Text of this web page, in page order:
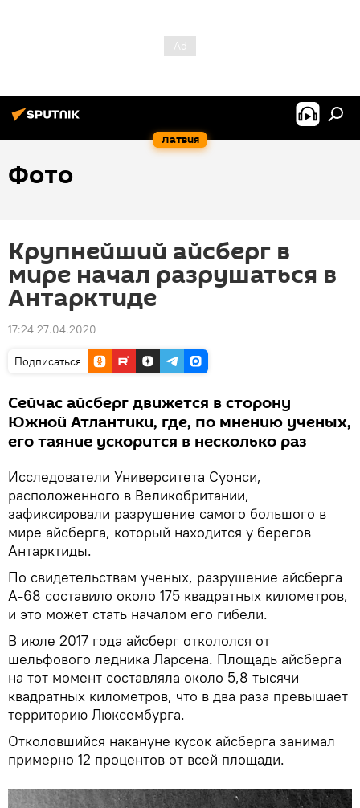
Латвия
Фото
Крупнейший айсберг в
мире начал разрушаться в
Антарктиде
17:24 27.04.2020
Подписаться
Сейчас айсберг движется в сторону
Южной Атлантики, где, по мнению ученых,
его таяние ускорится в несколько раз
Исследователи Университета Суонси,
расположенного в Великобритании,
зафиксировали разрушение самого большого в
мире айсберга, который находится у берегов
Антарктиды.
По свидетельствам ученых, разрушение айсберга
А-68 составило около 175 квадратных километров,
и это может стать началом его гибели.
В июле 2017 года айсберг откололся от
шельфового ледника Ларсена. Площадь айсберга
на тот момент составляла около 5,8 тысячи
квадратных километров, что в два раза превышает
территорию Люксембурга.
Отколовшийся накануне кусок айсберга занимал
примерно 12 процентов от всей площади.